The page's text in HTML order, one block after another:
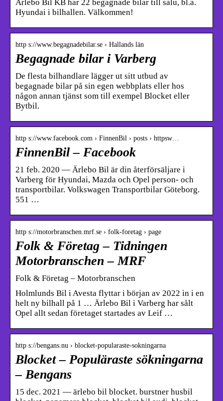
Ärlebo Bil KB har 22 begagnade bilar till salu, bl.a.
Hyundai i bilhallen. Välkommen!
http s://www.begagnadebilar.se › Hallands län
Begagnade bilar i Varberg
De flesta bilhandlare lägger ut sitt utbud av
begagnade bilar på sin egen webbplats eller hos
någon annan tjänst som till exempel Blocket eller
Bytbil.
http s://www.facebook.com › FinnenBil › posts › httpsw…
FinnenBil – Facebook
21 feb. 2020 — Ärlebo Bil är din återförsäljare i
Varberg för Hyundai, Mazda och Opel person- och
transportbilar. Volkswagen Transportbilar Göteborg.
551 …
http s://motorbranschen.mrf.se › folk-foretag › page
Folk & Företag – Tidningen
Motorbranschen – MRF
Folk & Företag – Motorbranschen
Holmlunds Bil i Avesta flyttar i början av 2022 in i en
helt ny bilhall på 1 … Ärlebo Bil i Varberg har sålt
Opel allt sedan företaget startades av Leif …
http s://bengans.nu › blocket-popularaste-sokningarna
Blocket – Populäraste sökningarna
– Bengans
15 dec. 2021 — ärlebo bil blocket. burstner husbil